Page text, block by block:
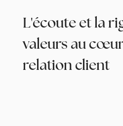
L'écoute et la
valeurs au
relation client